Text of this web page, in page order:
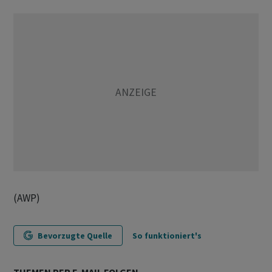
(AWP)
Bevorzugte Quelle So funktioniert's